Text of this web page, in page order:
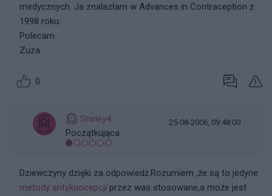
medycznych. Ja znalazłam w Advances in Contraception z
1998 roku.
Polecam
Zuza
0
Shirley4
Początkująca
25-08-2006, 09:48:00
Dziewczyny dzięki za odpowiedż.Rozumiem ,że są to jedyne
metody antykoncepcji przez was stosowane,a może jest